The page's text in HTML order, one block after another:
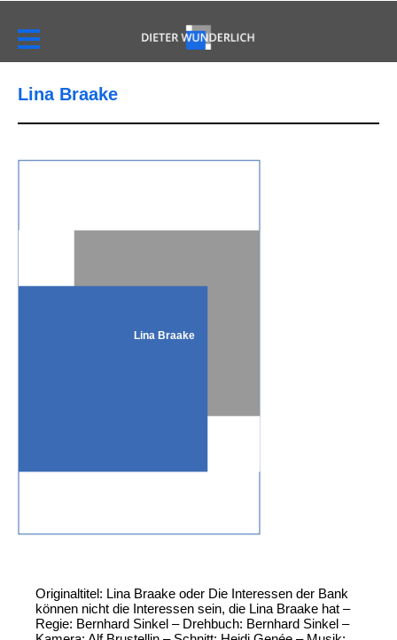
Lina Braake
Lina Braake
Originaltitel: Lina Braake oder Die Interessen der Bank
können nicht die Interessen sein, die Lina Braake hat –
Regie: Bernhard Sinkel – Drehbuch: Bernhard Sinkel –